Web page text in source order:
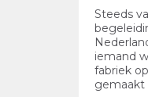
Steeds
iemand
fabriek
gemaakt